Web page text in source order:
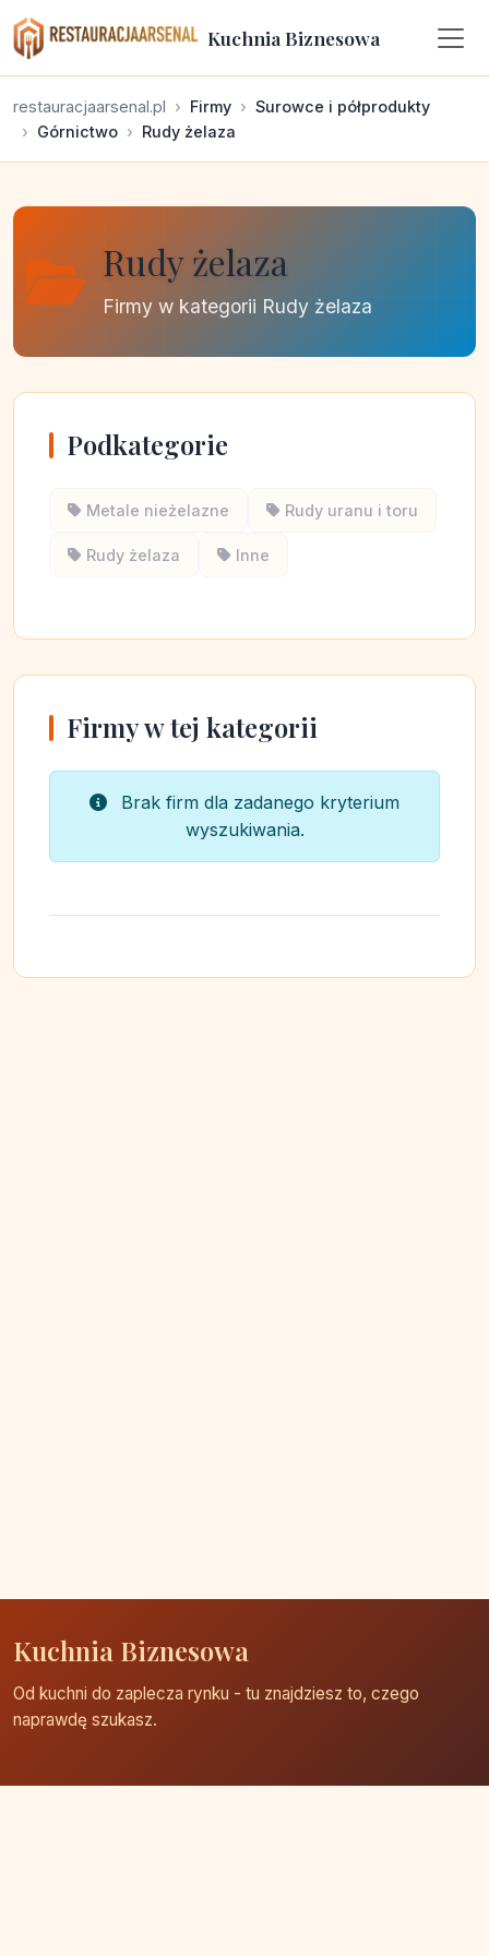
Kuchnia Biznesowa
restauracjaarsenal.pl Firmy
Surowce i półprodukty
Górnictwo
Rudy żelaza
Rudy żelaza
Firmy w kategorii Rudy żelaza
Podkategorie
Metale nieżelazne Rudy uranu i toru
Rudy żelaza Inne
Firmy w tej kategorii
Brak firm dla zadanego kryterium
wyszukiwania.
Kuchnia Biznesowa
Od kuchni do zaplecza rynku - tu znajdziesz to, czego
naprawdę szukasz.